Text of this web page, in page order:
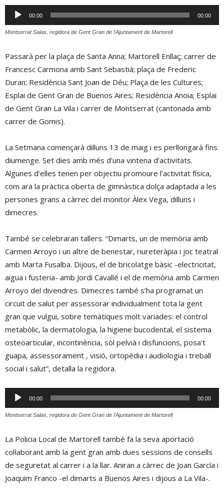
Reproductor
d'àudio
00:00 00:00
Montserrat Salas, regidora de Gent Gran de l'Ajuntament de Martorell
Passarà per la plaça de Santa Anna; Martorell Enllaç; carrer de
Francesc Carmona amb Sant Sebastià; plaça de Frederic
Duran; Residència Sant Joan de Déu; Plaça de les Cultures;
Esplai de Gent Gran de Buenos Aires; Residència Anoia; Esplai
de Gent Gran La Vila i carrer de Montserrat (cantonada amb
carrer de Gomis).
La Setmana començarà dilluns 13 de maig i es perllongarà fins
diumenge. Set dies amb més d’una vintena d’activitats.
Algunes d’elles tenen per objectiu promoure l’activitat física,
com ara la pràctica oberta de gimnàstica dolça adaptada a les
persones grans a càrrec del monitor Àlex Vega, dilluns i
dimecres.
També se celebraran tallers. “Dimarts, un de memòria amb
Carmen Arroyo i un altre de benestar, riureteràpia i joc teatral
amb Marta Fusalba. Dijous, el de bricolatge bàsic -electricitat,
aigua i fusteria- amb Jordi Cavallé i el de memòria amb Carmen
Arroyo del divendres. Dimecres també s’ha programat un
circuit de salut per assessorar individualment tota la gent
gran que vulgui, sobre temàtiques molt variades: el control
metabòlic, la dermatologia, la higiene bucodental, el sistema
osteoarticular, incontinència, sòl pelvià i disfuncions, posa’t
guapa, assessorament , visió, ortopèdia i audiologia i treball
social i salut”, detalla la regidora.
Reproductor
d'àudio
00:00 00:00
Montserrat Salas, regidora de Gent Gran de l'Ajuntament de Martorell
La Policia Local de Martorell també fa la seva aportació
col·laborant amb la gent gran amb dues sessions de consells
de seguretat al carrer i a la llar. Aniran a càrrec de Joan García i
Joaquim Franco -el dimarts a Buenos Aires i dijous a La Vila-.